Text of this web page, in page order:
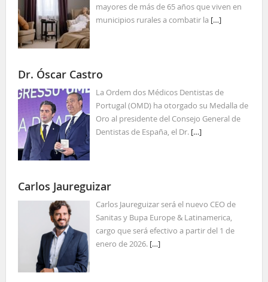
mayores de más de 65 años que viven en
municipios rurales a combatir la […]
Dr. Óscar Castro
La Ordem dos Médicos Dentistas de
Portugal (OMD) ha otorgado su Medalla de
Oro al presidente del Consejo General de
Dentistas de España, el Dr. […]
Carlos Jaureguizar
Carlos Jaureguizar será el nuevo CEO de
Sanitas y Bupa Europe & Latinamerica,
cargo que será efectivo a partir del 1 de
enero de 2026. […]